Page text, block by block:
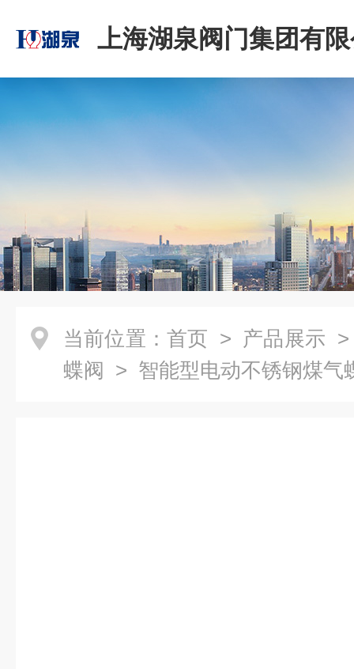
上海湖泉阀门集团有
当前位置： 首页 > 产品展示
蝶阀 > 智能型电动不锈钢煤气